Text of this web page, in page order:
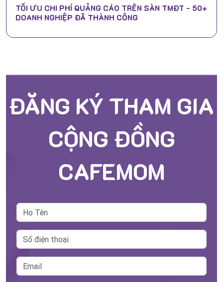
TỐI ƯU CHI PHÍ QUẢNG CÁO TRÊN SÀN TMĐT - 50+
DOANH NGHIỆP ĐÃ THÀNH CÔNG
ĐĂNG KÝ THAM GIA
CỘNG ĐỒNG
CAFEMOM